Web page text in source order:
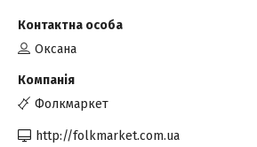
Оксана
Фолкмаркет
http://folkmarket.com.ua